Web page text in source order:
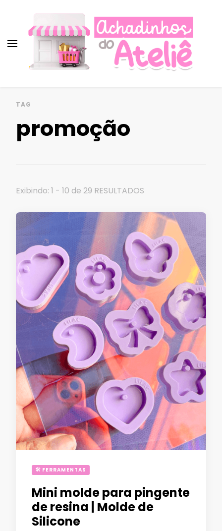
TAG
promoção
Exibindo: 1 - 10 de 29 RESULTADOS
🛠 FERRAMENTAS
Mini molde para pingente
de resina | Molde de
Silicone